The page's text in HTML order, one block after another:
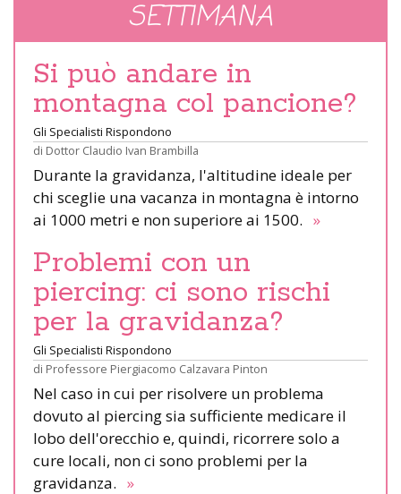
SETTIMANA
Si può andare in
montagna col pancione?
Gli Specialisti Rispondono
di Dottor Claudio Ivan Brambilla
Durante la gravidanza, l'altitudine ideale per
chi sceglie una vacanza in montagna è intorno
ai 1000 metri e non superiore ai 1500. »
Problemi con un
piercing: ci sono rischi
per la gravidanza?
Gli Specialisti Rispondono
di Professore Piergiacomo Calzavara Pinton
Nel caso in cui per risolvere un problema
dovuto al piercing sia sufficiente medicare il
lobo dell'orecchio e, quindi, ricorrere solo a
cure locali, non ci sono problemi per la
gravidanza. »